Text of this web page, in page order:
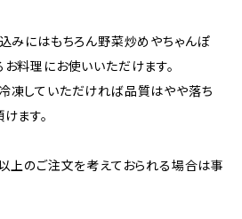
込みにはもちろん野菜炒めやちゃんぽ
料理にお使いいただけます。
凍していただければ品質はやや落ち
ます。
のご注文を考えておられる場合は事